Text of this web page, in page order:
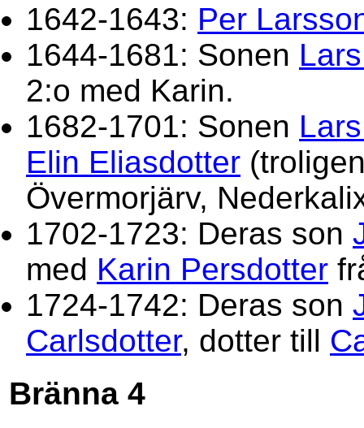
1642-1643: Per
1644-1681: Sonen
2:o med Karin.
1682-1701: Sonen
Elin Eliasdotter
Övermorjärv,
1702-1723: Deras son
med Karin Persdotter
1724-1742: Deras son
Carlsdotter, dotter till
Bränna 4